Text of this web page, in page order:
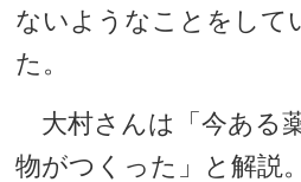
ないようなことをして
た。
大村さんは「今ある
物がつくった」と解説